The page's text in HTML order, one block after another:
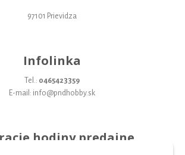
97101 Prievidza
Infolinka
Tel.: 0465423359
E-mail: info@pndhobby.sk
hodiny predajne